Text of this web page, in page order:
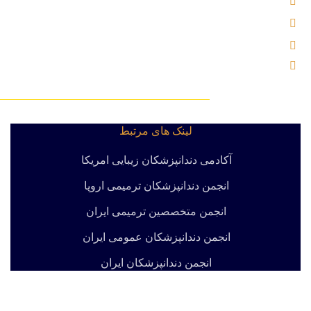
لینک های مرتبط
آکادمی دندانپزشکان زیبایی امریکا
انجمن دندانپزشکان ترمیمی اروپا
انجمن متخصصین ترمیمی ایران
انجمن دندانپزشکان عمومی ایران
انجمن دندانپزشکان ایران